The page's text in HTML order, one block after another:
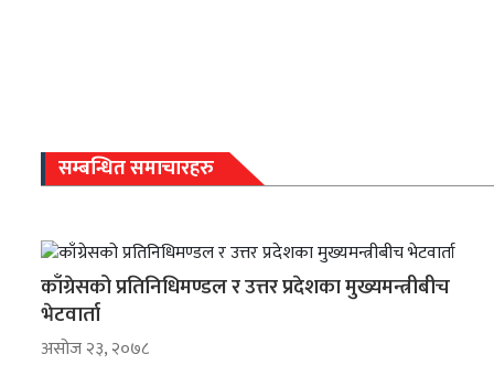
सम्बन्धित समाचारहरु
काँग्रेसको प्रतिनिधिमण्डल र उत्तर प्रदेशका मुख्यमन्त्रीबीच
भेटवार्ता
असोज २३, २०७८